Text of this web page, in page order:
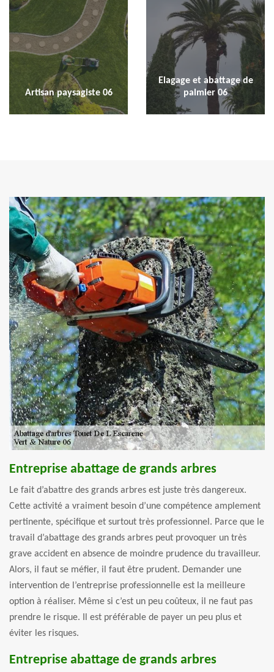
Artisan paysagiste 06
Elagage et abattage de
palmier 06
Entreprise abattage de grands arbres
Le fait d’abattre des grands arbres est juste très dangereux.
Cette activité a vraiment besoin d’une compétence amplement
pertinente, spécifique et surtout très professionnel. Parce que le
travail d’abattage des grands arbres peut provoquer un très
grave accident en absence de moindre prudence du travailleur.
Alors, il faut se méfier, il faut être prudent. Demander une
intervention de l’entreprise professionnelle est la meilleure
option à réaliser. Même si c’est un peu coûteux, il ne faut pas
prendre le risque. Il est préférable de payer un peu plus et
éviter les risques.
Entreprise abattage de grands arbres